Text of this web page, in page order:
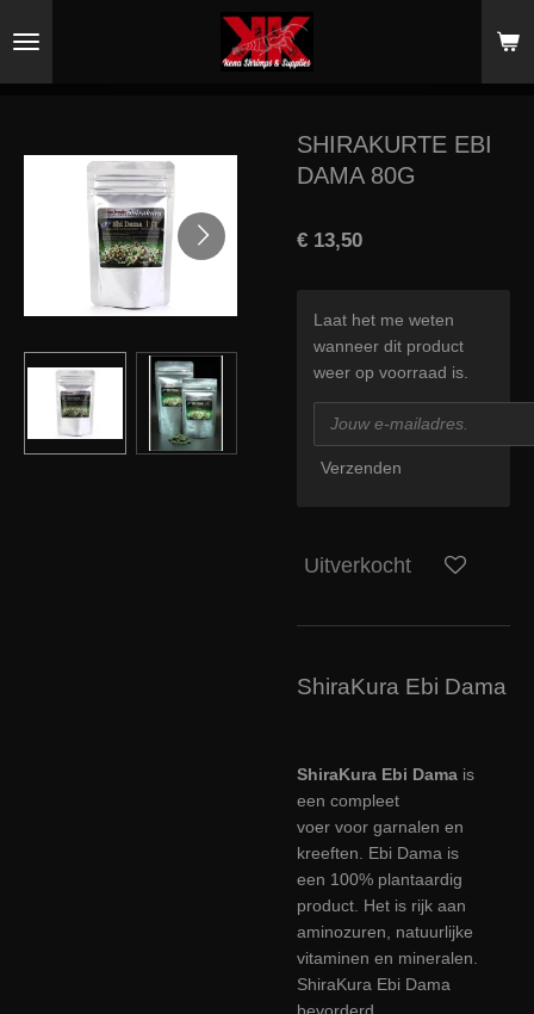
direct
SHIRAKURTE EBI
DAMA 80G
€ 13,50
Laat het me weten
wanneer dit product
weer op voorraad is.
Verzenden
Uitverkocht
ShiraKura Ebi Dama
ShiraKura Ebi Dama is
een compleet
voer voor garnalen en
kreeften. Ebi Dama is
een 100% plantaardig
product Het is rijk aan
aminozuren
natuurlijke
vitaminen en mineralen
ShiraKura Ebi Dama
bevorderd